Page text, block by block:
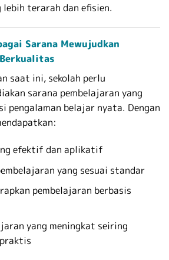
terarah dan efisien.
Sarana Mewujudkan
saat ini, sekolah perlu
sarana pembelajaran yang
pengalaman belajar nyata. Dengan
efektif dan aplikatif
yang sesuai standar
pembelajaran berbasis
yang meningkat seiring